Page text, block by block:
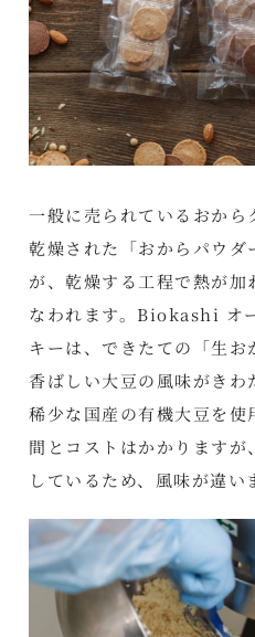
一般に売られているおから
乾燥された「おからパウダ
が、乾燥する工程で熱が加
なわれます。Biokashi オ
キーは、できたての「生
香ばしい大豆の風味がきわ
稀少な国産の有機大豆を使
間とコストはかかりますが
しているため、風味が違い